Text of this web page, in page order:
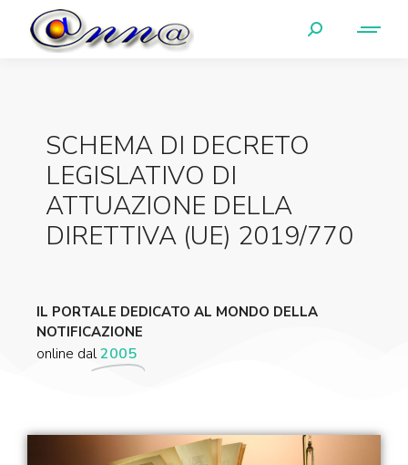
SCHEMA DI DECRETO
LEGISLATIVO DI
ATTUAZIONE DELLA
DIRETTIVA (UE) 2019/770
IL PORTALE DEDICATO AL MONDO DELLA
NOTIFICAZIONE
online dal2005